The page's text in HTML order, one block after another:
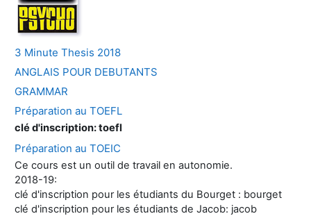
3 Minute Thesis 2018
ANGLAIS POUR DEBUTANTS
GRAMMAR
Préparation au TOEFL
clé d'inscription: toefl
Préparation au TOEIC
Ce cours est un outil de travail en autonomie.
2018-19:
clé d'inscription pour les étudiants du Bourget : bourget
clé d'inscription pour les étudiants de Jacob: jacob